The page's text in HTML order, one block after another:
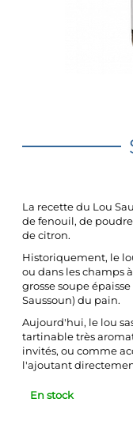
La recette du Lou
de fenouil, de
de citron.
Historiquement, le
ou dans les champs
grosse soupe
Saussoun) du pain.
Aujourd'hui, le lou
tartinable très
invités, ou comme
l'ajoutant
En stock